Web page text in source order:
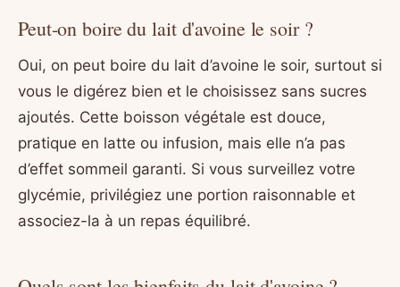
Peut-on boire du lait d'avoine le soir ?
Oui, on peut boire du lait d’avoine le soir, surtout si
vous le digérez bien et le choisissez sans sucres
ajoutés. Cette boisson végétale est douce,
pratique en latte ou infusion, mais elle n’a pas
d’effet sommeil garanti. Si vous surveillez votre
glycémie, privilégiez une portion raisonnable et
associez-la à un repas équilibré.